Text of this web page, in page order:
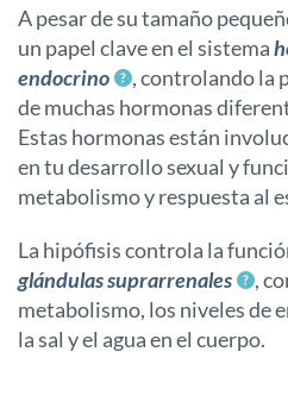
A pesar de su tamaño
un papel clave en el sistema
endocrino
, controlando la
de muchas hormonas
Estas hormonas están
en tu desarrollo sexual y
metabolismo y respuesta al
La hipófisis controla la
glándulas suprarrenales
,
metabolismo, los niveles de
la sal y el agua en el cuerpo.